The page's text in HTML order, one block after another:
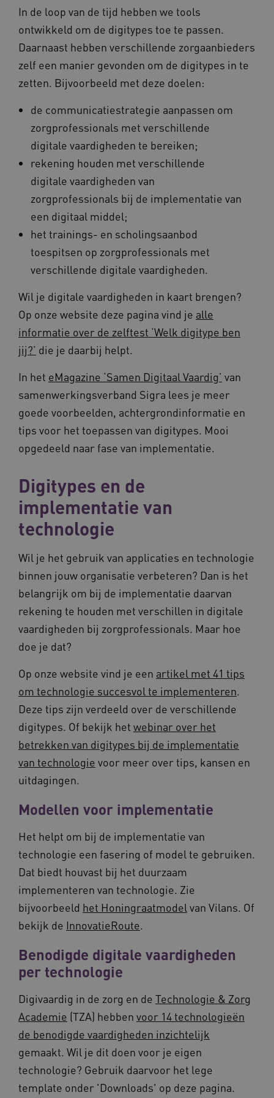
In de loop van de tijd hebben we tools
ontwikkeld om de digitypes toe te passen.
Daarnaast hebben verschillende zorgaanbieders
zelf een manier gevonden om de digitypes in te
zetten. Bijvoorbeeld met deze doelen:
de communicatiestrategie aanpassen om
zorgprofessionals met verschillende
digitale vaardigheden te bereiken;
rekening houden met verschillende
digitale vaardigheden van
zorgprofessionals bij de implementatie van
een digitaal middel;
het trainings- en scholingsaanbod
toespitsen op zorgprofessionals met
verschillende digitale vaardigheden.
Wil je digitale vaardigheden in kaart brengen?
Op onze website deze pagina vind je alle
informatie over de zelftest ‘Welk digitype ben
jij?’ die je daarbij helpt.
In het eMagazine ‘Samen Digitaal Vaardig’ van
samenwerkingsverband Sigra lees je meer
goede voorbeelden, achtergrondinformatie en
tips voor het toepassen van digitypes. Mooi
opgedeeld naar fase van implementatie.
Digitypes en de
implementatie van
technologie
Wil je het gebruik van applicaties en technologie
binnen jouw organisatie verbeteren? Dan is het
belangrijk om bij de implementatie daarvan
rekening te houden met verschillen in digitale
vaardigheden bij zorgprofessionals. Maar hoe
doe je dat?
Op onze website vind je een artikel met 41 tips
om technologie succesvol te implementeren.
Deze tips zijn verdeeld over de verschillende
digitypes. Of bekijk het webinar over het
betrekken van digitypes bij de implementatie
van technologie voor meer over tips, kansen en
uitdagingen.
Modellen voor implementatie
Het helpt om bij de implementatie van
technologie een fasering of model te gebruiken.
Dat biedt houvast bij het duurzaam
implementeren van technologie. Zie
bijvoorbeeld het Honingraatmodel van Vilans. Of
bekijk de InnovatieRoute.
Benodigde digitale vaardigheden
per technologie
Digivaardig in de zorg en de Technologie & Zorg
Academie (TZA) hebben voor 14 technologieën
de benodigde vaardigheden inzichtelijk
gemaakt. Wil je dit doen voor je eigen
technologie? Gebruik daarvoor het lege
template onder 'Downloads' op deze pagina.
__Secure-ROLLOUT_TOKEN
.youtube.com
UMB_SESSION
www.vilans.nl
__Secure-YNID .youtube.com
.vimeo.com
VISITOR_PRIVACY_METADATA
.youtube.com
BCSessionID vilans.blueconic.net
ARRAffinity
.vilans.nl
Corporation
CookieScriptConsent
CookieScript
www.vilans.nl
ASLBSA www.vilans.nl
ASLBSACORS www.vilans.nl
Google Privacy Policy